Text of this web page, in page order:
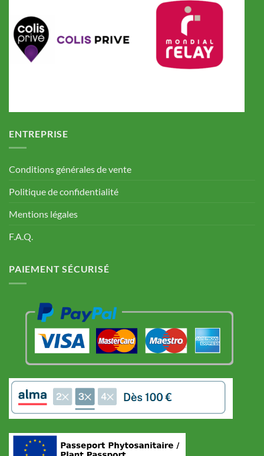
ENTREPRISE
Conditions générales de vente
Politique de confidentialité
Mentions légales
F.A.Q.
PAIEMENT SÉCURISÉ